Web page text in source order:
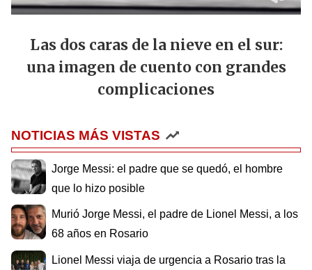
Las dos caras de la nieve en el sur:
una imagen de cuento con grandes
complicaciones
NOTICIAS MÁS VISTAS
Jorge Messi: el padre que se quedó, el hombre
que lo hizo posible
Murió Jorge Messi, el padre de Lionel Messi, a los
68 años en Rosario
Lionel Messi viaja de urgencia a Rosario tras la